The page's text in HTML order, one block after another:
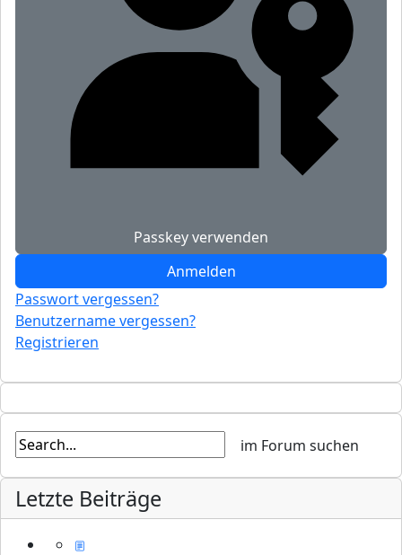
Passkey verwenden
Anmelden
Passwort vergessen?
Benutzername vergessen?
Registrieren
Letzte Beiträge